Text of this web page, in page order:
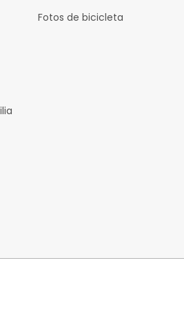
Fotos de bicicleta